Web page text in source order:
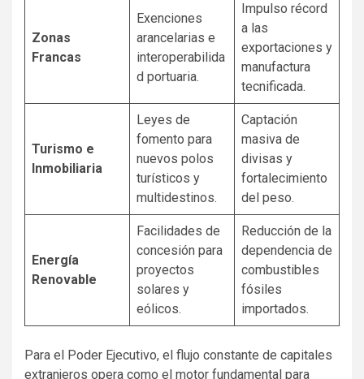
Zonas
Francas
Exenciones
arancelarias e
interoperabilida
d portuaria.
Impulso récord
a las
exportaciones y
manufactura
tecnificada.
Turismo e
Inmobiliaria
Leyes de
fomento para
nuevos polos
turísticos y
multidestinos.
Captación
masiva de
divisas y
fortalecimiento
del peso.
Energía
Renovable
Facilidades de
concesión para
proyectos
solares y
eólicos.
Reducción de la
dependencia de
combustibles
fósiles
importados.
Para el Poder Ejecutivo, el flujo constante de capitales
extranjeros opera como el motor fundamental para